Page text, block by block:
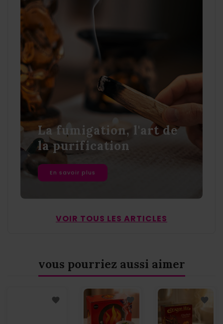
La fumigation, l'art de
la purification
En savoir plus
VOIR TOUS LES ARTICLES
vous pourriez aussi aimer